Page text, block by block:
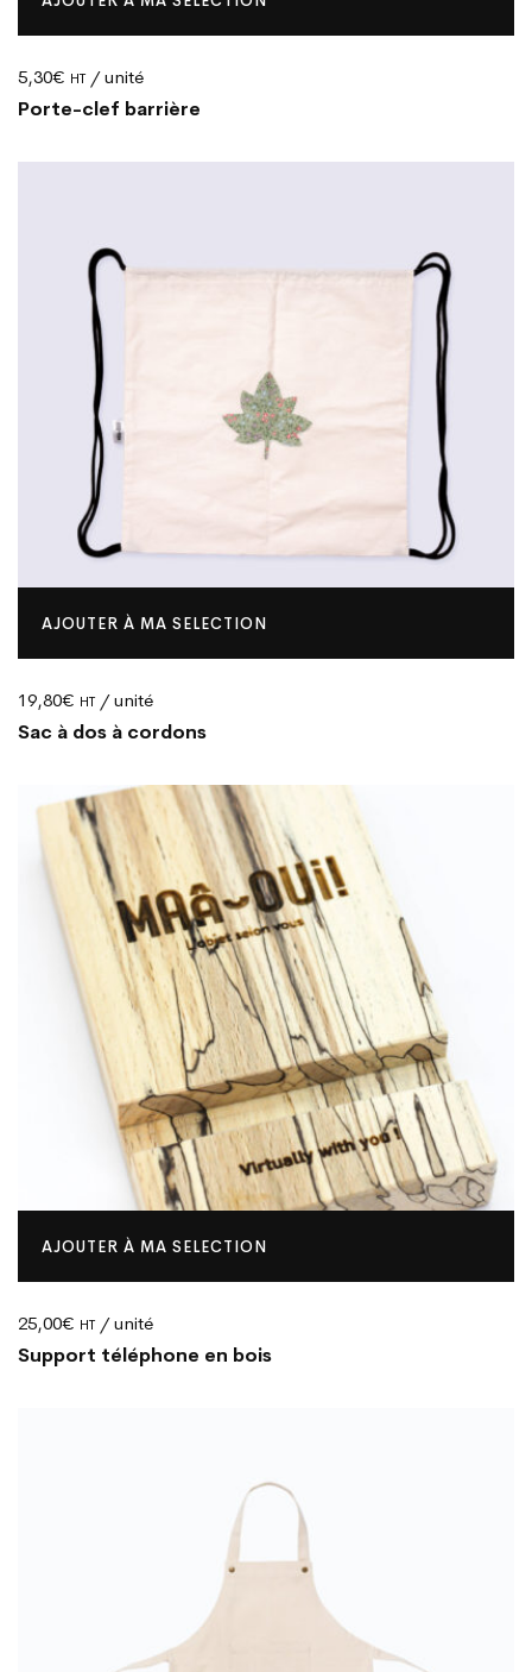
5,30€ HT / unité
Porte-clef barrière
AJOUTER À MA SELECTION
19,80€ HT / unité
Sac à dos à cordons
AJOUTER À MA SELECTION
25,00€ HT / unité
Support téléphone en bois